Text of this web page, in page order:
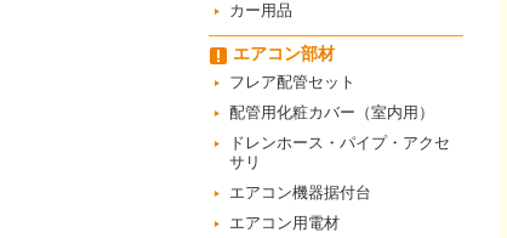
カー用品
エアコン部材
フレア配管セット
配管用化粧カバー（室内用）
ドレンホース・パイプ・アクセ
サリ
エアコン機器据付台
エアコン用電材